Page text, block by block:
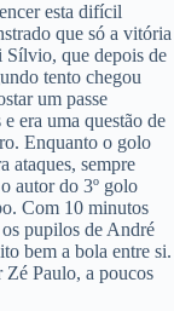
esta difícil
que só a vitória
que depois de
tento chegou
um passe
era uma questão de
Enquanto o golo
ataques, sempre
autor do 3º golo
Com 10 minutos
pupilos de André
bem a bola entre si.
Paulo, a poucos